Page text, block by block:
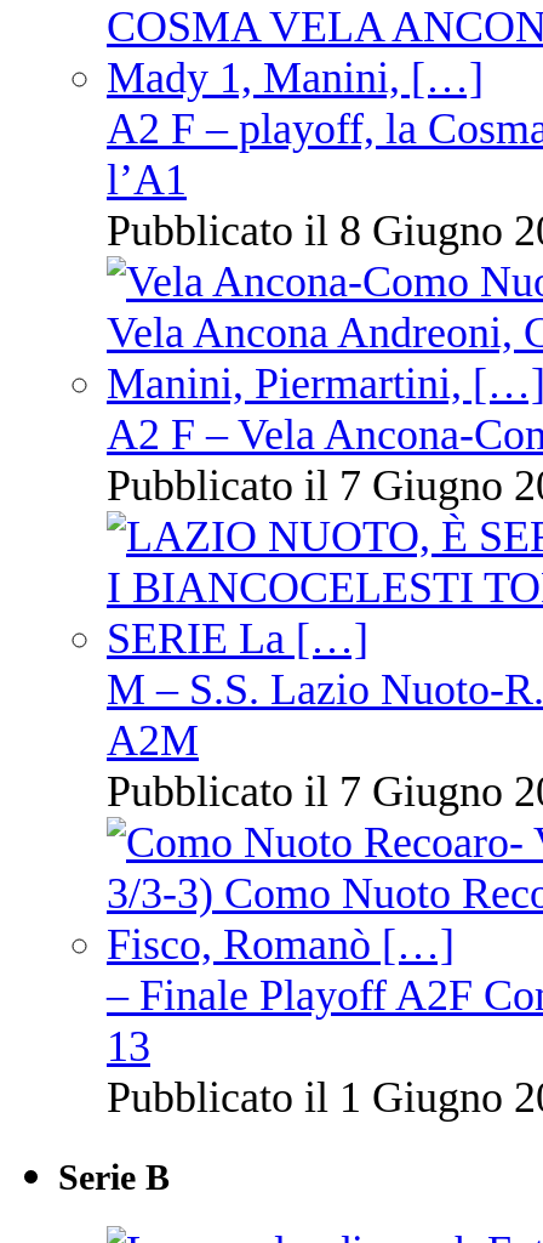
A2 F – playoff, la
l’A1
Pubblicato il 8 Giugno
A2 F – Vela Ancona-
Pubblicato il 7 Giugno
M – S.S. Lazio Nuoto-
A2M
Pubblicato il 7 Giugno
– Finale Playoff A2F
13
Pubblicato il 1 Giugno
Serie B